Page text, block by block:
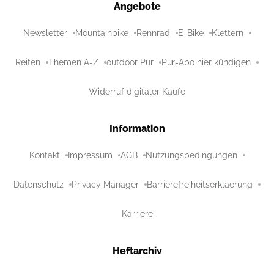
Angebote
Newsletter Mountainbike Rennrad E-Bike Klettern
Reiten Themen A-Z outdoor Pur Pur-Abo hier kündigen
Widerruf digitaler Käufe
Information
Kontakt Impressum AGB Nutzungsbedingungen
Datenschutz Privacy Manager Barrierefreiheitserklaerung
Karriere
Heftarchiv